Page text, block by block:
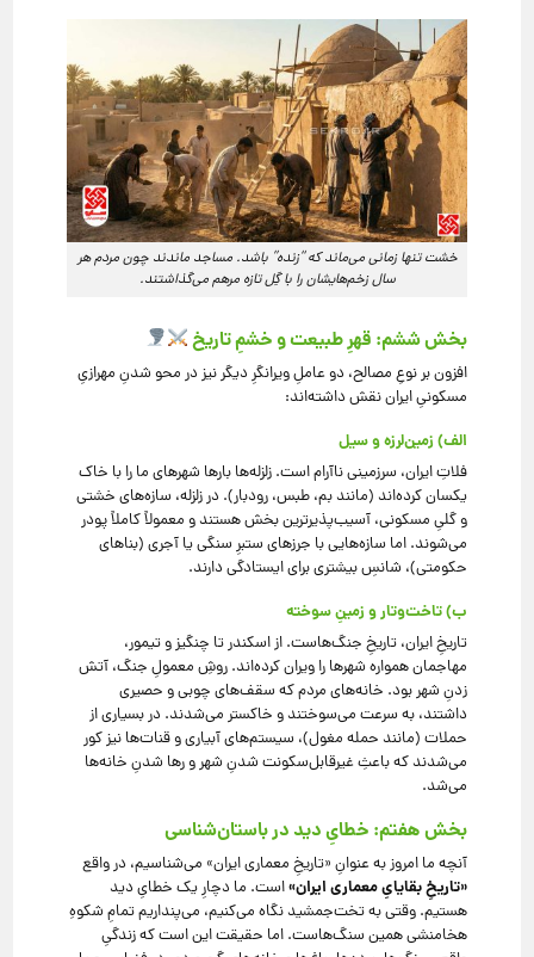
خشت تنها زمانی می‌ماند که “زنده” باشد. مساجد ماندند چون مردم هر
سال زخم‌هایشان را با گِل تازه مرهم می‌گذاشتند.
بخش ششم: قهرِ طبیعت و خشمِ تاریخ
افزون بر نوعِ مصالح، دو عاملِ ویرانگرِ دیگر نیز در محو شدنِ مهرازیِ
مسکونیِ ایران نقش داشته‌اند:
الف) زمین‌لرزه و سیل
فلاتِ ایران، سرزمینی ناآرام است. زلزله‌ها بارها شهرهای ما را با خاک
یکسان کرده‌اند (مانند بم، طبس، رودبار). در زلزله، سازه‌های خشتی
و گلیِ مسکونی، آسیب‌پذیرترین بخش هستند و معمولاً کاملاً پودر
می‌شوند. اما سازه‌هایی با جرزهای ستبرِ سنگی یا آجری (بناهای
حکومتی)، شانسِ بیشتری برای ایستادگی دارند.
ب) تاخت‌وتار و زمینِ سوخته
تاریخِ ایران، تاریخِ جنگ‌هاست. از اسکندر تا چنگیز و تیمور،
مهاجمان همواره شهرها را ویران کرده‌اند. روشِ معمولِ جنگ، آتش
زدنِ شهر بود. خانه‌های مردم که سقف‌های چوبی و حصیری
داشتند، به سرعت می‌سوختند و خاکستر می‌شدند. در بسیاری از
حملات (مانند حمله مغول)، سیستم‌های آبیاری و قنات‌ها نیز کور
می‌شدند که باعثِ غیرقابل‌سکونت شدنِ شهر و رها شدنِ خانه‌ها
می‌شد.
بخش هفتم: خطایِ دید در باستان‌شناسی
آنچه ما امروز به عنوانِ «تاریخِ معماری ایران» می‌شناسیم، در واقع
«تاریخِ بقایایِ معماری ایران»است. ما دچارِ یک خطایِ دید
هستیم. وقتی به تخت‌جمشید نگاه می‌کنیم، می‌پنداریم تمامِ شکوهِ
هخامنشی همین سنگ‌هاست. اما حقیقت این است که زندگیِ